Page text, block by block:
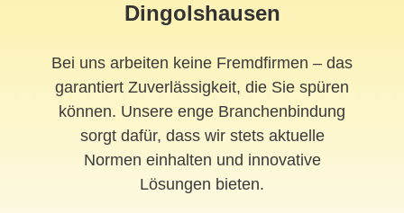
Dingolshausen
Bei uns arbeiten keine Fremdfirmen – das
garantiert Zuverlässigkeit, die Sie spüren
können. Unsere enge Branchenbindung
sorgt dafür, dass wir stets aktuelle
Normen einhalten und innovative
Lösungen bieten.